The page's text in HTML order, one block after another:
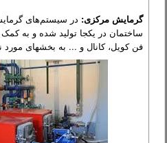
گرمايش مركزی: در سيستمهای
ساختمان در یکجا تولید شده و به کمک
فن کويل، کانال و ... به بخشهای مورد